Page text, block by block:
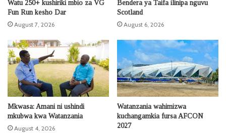
Watu 250+ kushiriki mbio za VG
Fun Run kesho Dar
August 7, 2026
Bendera ya Taifa ilinipa nguvu
Scotland
August 6, 2026
Mkwasa: Amani ni ushindi
mkubwa kwa Watanzania
August 4, 2026
Watanzania wahimizwa
kuchangamkia fursa AFCON
2027